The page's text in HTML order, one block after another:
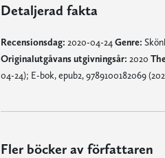
Detaljerad fakta
Recensionsdag: 2020-04-24 Genre:
Originalutgåvans utgivningsår: 2020
04-24); E-bok, epub2, 9789100182069
Fler böcker av författaren